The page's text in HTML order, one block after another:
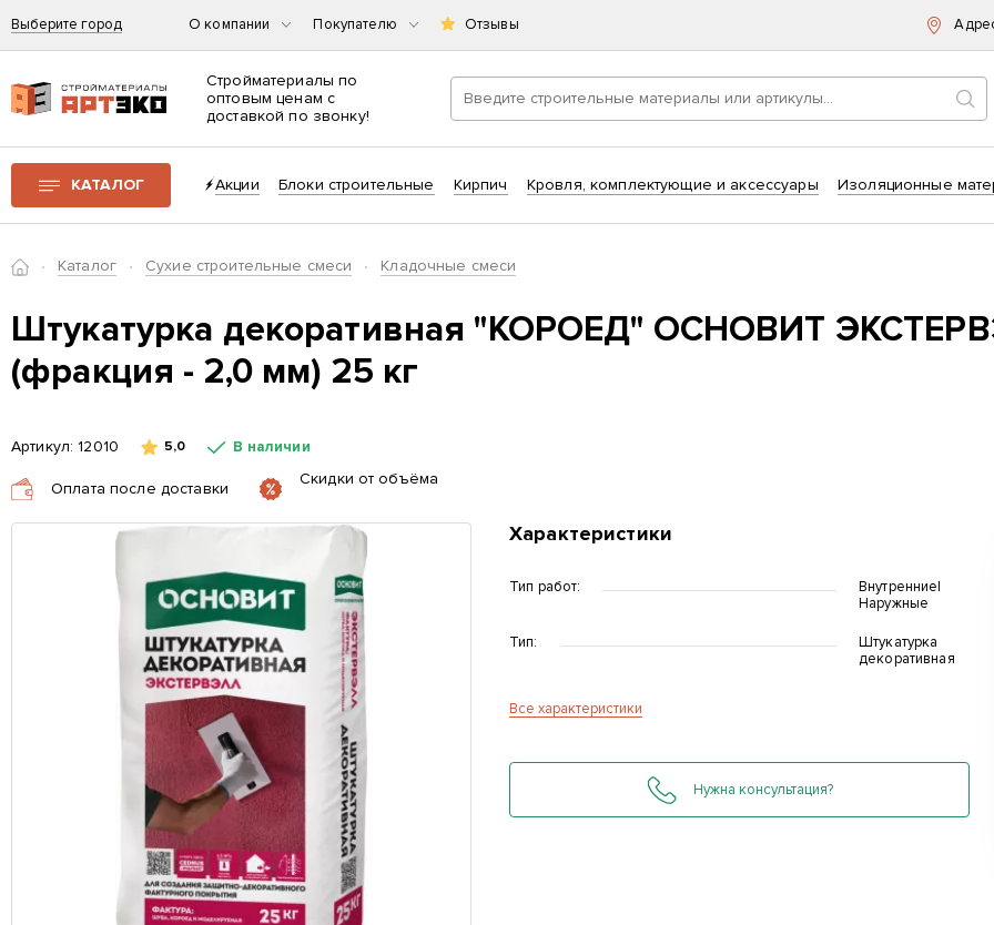
Выберите город О компании Покупателю Отзывы
Интернет-магазин строительных материалов «АРТЭКО»
Стройматериалы по
оптовым ценам с
доставкой по звонку!
КАТАЛОГ Акции Блоки строительные Кирпич Кровля, комплектующие и аксессуары Изоляционные
ГлавнаяКаталог Сухие строительные смеси Кладочные смеси
Штукатурка декоративная "КОРОЕД" ОСНОВИТ
(фракция - 2,0 мм) 25 кг
Артикул:12010 5,0 В наличии
Оплата после доставки
Скидки от объёма
Характеристики
Тип работ:
Внутренние|
Наружные
Тип:
Штукатурка
декоративная
Все характеристики
Нужна консультация?